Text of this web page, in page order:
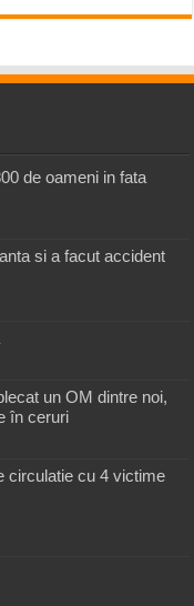
de oameni in fata
si a facut accident
un OM dintre noi,
în ceruri
circulatie cu 4 victime